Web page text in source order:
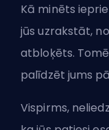
Kā minēts
jūs uzrakstāt,
atbloķēts.
palīdzēt jums
Vispirms,